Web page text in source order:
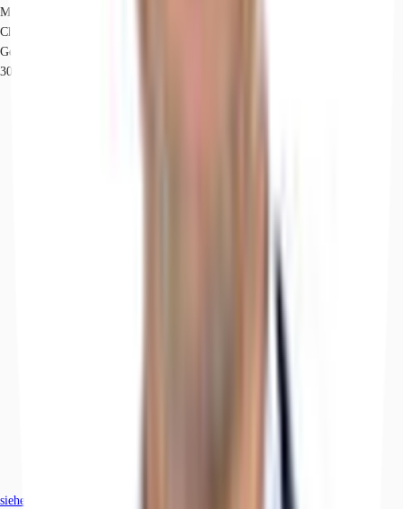
Mietmarkt
Charlottenburg, Berlin
Gew. Ø-Miete
30 € / m²
siehe